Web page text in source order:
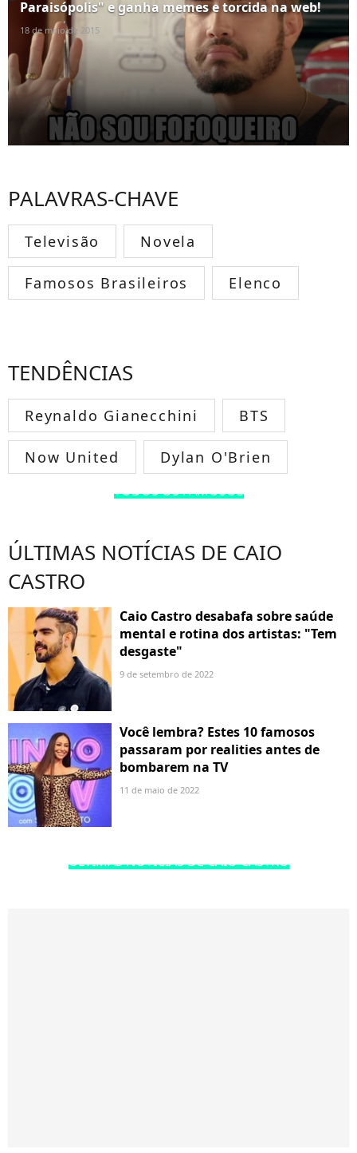
Paraisópolis" e ganha memes e torcida na web!
18 de maio de 2015
PALAVRAS-CHAVE
Televisão Novela
Famosos Brasileiros Elenco
TENDÊNCIAS
Reynaldo Gianecchini BTS
Now United Dylan O'Brien
TODOS OS FAMOSOS
ÚLTIMAS NOTÍCIAS DE CAIO
CASTRO
Caio Castro desabafa sobre saúde
mental e rotina dos artistas: "Tem
desgaste"
9 de setembro de 2022
Você lembra? Estes 10 famosos
passaram por realities antes de
bombarem na TV
11 de maio de 2022
ÚLTIMAS NOTÍCIAS DE CAIO CASTRO